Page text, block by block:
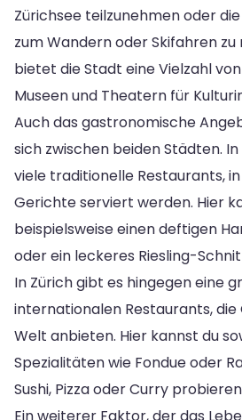
Zürichsee teilzunehmen oder
zum Wandern oder Skifahren
bietet die Stadt eine Vielzahl
Museen und Theatern für
Auch das gastronomische
sich zwischen beiden Städten.
viele traditionelle Restaurants,
Gerichte serviert werden. Hier
beispielsweise einen deftigen
oder ein leckeres Riesling-
In Zürich gibt es hingegen eine
internationalen Restaurants,
Welt anbieten. Hier kannst du
Spezialitäten wie Fondue oder
Sushi, Pizza oder Curry
Ein weiterer Faktor, der das